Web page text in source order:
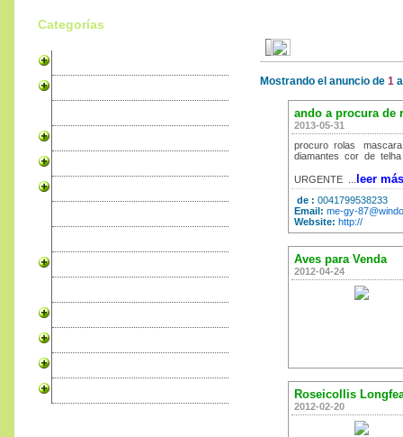
Categorías
Mostrando el anuncio de 1
ando a procura de
2013-05-31
procuro rolas
diamantes cor de
URGENTE ... leer más
de : 0041799538233
Email: me-gy-
Website: http://
Aves para Venda
2012-04-24
Roseicollis
2012-02-20